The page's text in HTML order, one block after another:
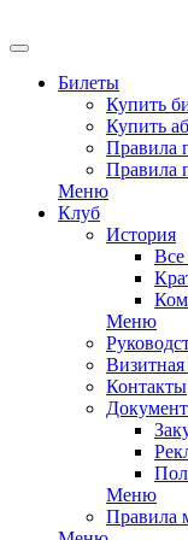
Билеты
Купить
Купить
Правила
Правила
Меню
Клуб
История
Все
Меню
Визитная
Контакты
Меню
Правила